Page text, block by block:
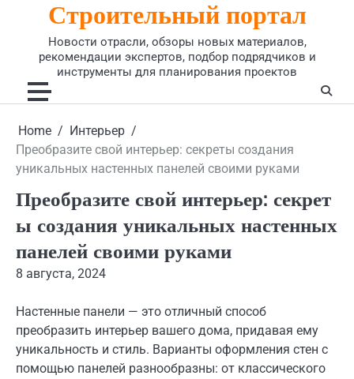
Строительный портал
Новости отрасли, обзоры новых материалов,
рекомендации экспертов, подбор подрядчиков и
инструменты для планирования проектов
Home
Интерьер
Преобразите свой интерьер: секреты создания
уникальных настенных панелей своими руками
Преобразите свой интерьер: секрет
ы создания уникальных настенных
панелей своими руками
8 августа, 2024
Настенные панели — это отличный способ
преобразить интерьер вашего дома, придавая ему
уникальность и стиль. Варианты оформления стен с
помощью панелей разнообразны: от классического